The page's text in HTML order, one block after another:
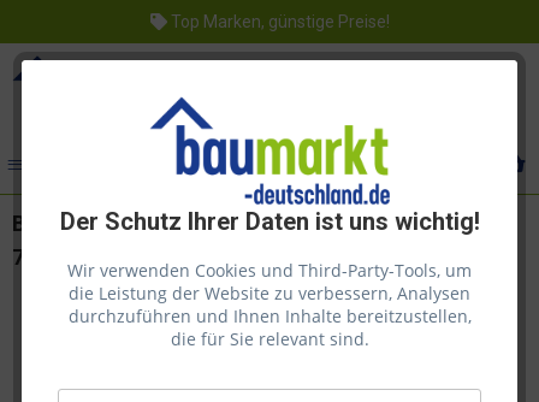
Top Marken, günstige Preise!
Der Schutz Ihrer Daten ist uns wichtig!
Wir verwenden Cookies und Third-Party-Tools, um
die Leistung der Website zu verbessern, Analysen
durchzuführen und Ihnen Inhalte bereitzustellen,
die für Sie relevant sind.
Biohort HighBoard Gr. 160, silber-metallic
700x1600x1180 mm